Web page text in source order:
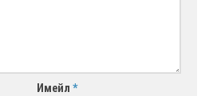
Имейл *